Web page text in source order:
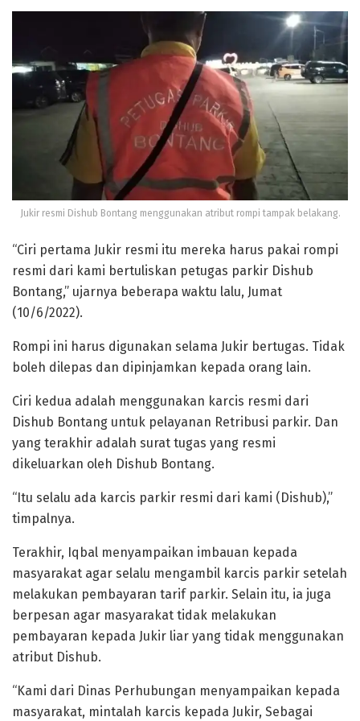
Jukir resmi Dishub Bontang menggunakan atribut rompi tampak belakang.
“Ciri pertama Jukir resmi itu mereka harus pakai rompi
resmi dari kami bertuliskan petugas parkir Dishub
Bontang,” ujarnya beberapa waktu lalu, Jumat
(10/6/2022).
Rompi ini harus digunakan selama Jukir bertugas. Tidak
boleh dilepas dan dipinjamkan kepada orang lain.
Ciri kedua adalah menggunakan karcis resmi dari
Dishub Bontang untuk pelayanan Retribusi parkir. Dan
yang terakhir adalah surat tugas yang resmi
dikeluarkan oleh Dishub Bontang.
“Itu selalu ada karcis parkir resmi dari kami (Dishub),”
timpalnya.
Terakhir, Iqbal menyampaikan imbauan kepada
masyarakat agar selalu mengambil karcis parkir setelah
melakukan pembayaran tarif parkir. Selain itu, ia juga
berpesan agar masyarakat tidak melakukan
pembayaran kepada Jukir liar yang tidak menggunakan
atribut Dishub.
“Kami dari Dinas Perhubungan menyampaikan kepada
masyarakat, mintalah karcis kepada Jukir, Sebagai